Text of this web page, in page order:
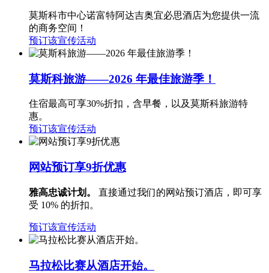
莫斯科市中心诺富特阿达吉奥宜必思酒店为您提供一流
的商务空间！
预订该宣传活动
莫斯科旅游——2026 年最佳旅游季！
住宿最高可享30%折扣，含早餐，以及莫斯科旅游特
惠。
预订该宣传活动
网站预订享9折优惠
雅高忠诚计划。
直接通过我们的网站预订酒店，即可享
受 10% 的折扣。
预订该宣传活动
马拉松比赛从酒店开始。